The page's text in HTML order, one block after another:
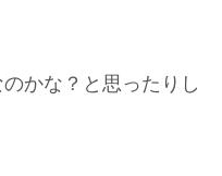
かな？と思ったりし